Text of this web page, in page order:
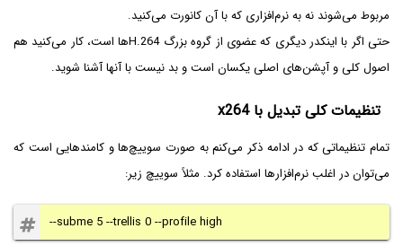
مربوط می‌شوند نه به نرم‌افزاری که با آن کانورت می‌کنید.
حتی اگر با اینکدر دیگری که عضوی از گروه بزرگ H.264ها است، کار می‌کنید هم
اصول کلی و آپشن‌های اصلی یکسان است و بد نیست با آنها آشنا شوید.
تنظیمات کلی تبدیل با x264
تمام تنظیماتی که در ادامه ذکر می‌کنم به صورت سوییچ‌ها و کامندهایی است که
می‌توان در اغلب نرم‌افزارها استفاده کرد. مثلاً سوییچ زیر:
--subme 5 --trellis 0 --profile high